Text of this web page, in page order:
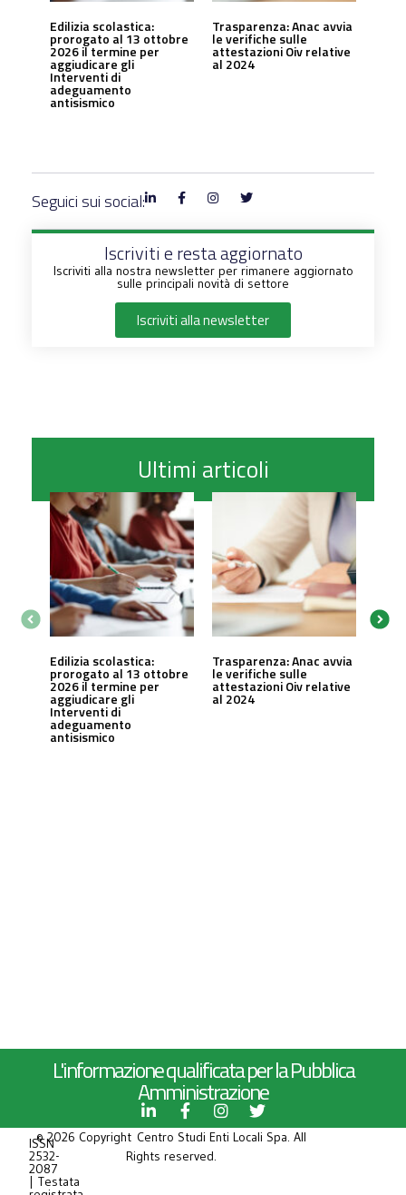
Edilizia scolastica:
prorogato al 13 ottobre
2026 il termine per
aggiudicare gli
Interventi di
adeguamento
antisismico
Trasparenza: Anac avvia
le verifiche sulle
attestazioni Oiv relative
al 2024
Seguici sui social:
Iscriviti e resta aggiornato
Iscriviti alla nostra newsletter per rimanere aggiornato
sulle principali novità di settore
Iscriviti alla newsletter
Ultimi articoli
Edilizia scolastica:
prorogato al 13 ottobre
2026 il termine per
aggiudicare gli
Interventi di
adeguamento
antisismico
Trasparenza: Anac avvia
le verifiche sulle
attestazioni Oiv relative
al 2024
L'informazione qualificata per la Pubblica
Amministrazione
ISSN
2532-
2087
| Testata
© 2026 Copyright Centro Studi Enti Locali Spa. All
Rights reserved.